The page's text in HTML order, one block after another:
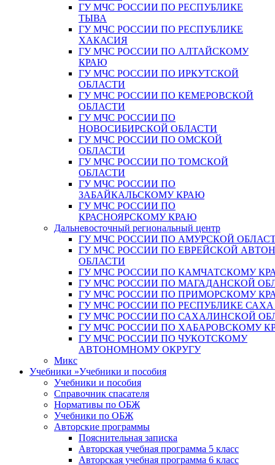
ГУ МЧС РОССИИ ПО РЕСПУБЛИКЕ
ТЫВА
ГУ МЧС РОССИИ ПО РЕСПУБЛИКЕ
ХАКАСИЯ
ГУ МЧС РОССИИ ПО АЛТАЙСКОМУ
КРАЮ
ГУ МЧС РОССИИ ПО ИРКУТСКОЙ
ОБЛАСТИ
ГУ МЧС РОССИИ ПО КЕМЕРОВСКОЙ
ОБЛАСТИ
ГУ МЧС РОССИИ ПО
НОВОСИБИРСКОЙ ОБЛАСТИ
ГУ МЧС РОССИИ ПО ОМСКОЙ
ОБЛАСТИ
ГУ МЧС РОССИИ ПО ТОМСКОЙ
ОБЛАСТИ
ГУ МЧС РОССИИ ПО
ЗАБАЙКАЛЬСКОМУ КРАЮ
ГУ МЧС РОССИИ ПО
КРАСНОЯРСКОМУ КРАЮ
Дальневосточный региональный центр
ГУ МЧС РОССИИ ПО АМУРСКОЙ
ГУ МЧС РОССИИ ПО ЕВРЕЙСКОЙ
ОБЛАСТИ
ГУ МЧС РОССИИ ПО КАМЧАТСКОМУ
ГУ МЧС РОССИИ ПО МАГАДАНСКОЙ
ГУ МЧС РОССИИ ПО ПРИМОРСКОМУ
ГУ МЧС РОССИИ ПО РЕСПУБЛИКЕ
ГУ МЧС РОССИИ ПО САХАЛИНСКОЙ
ГУ МЧС РОССИИ ПО ХАБАРОВСКОМУ
ГУ МЧС РОССИИ ПО ЧУКОТСКОМУ
АВТОНОМНОМУ ОКРУГУ
Микс
Учебники »Учебники и пособия
Учебники и пособия
Справочник спасателя
Нормативы по ОБЖ
Учебники по ОБЖ
Авторские программы
Пояснительная записка
Авторская учебная программа 5 класс
Авторская учебная программа 6 класс